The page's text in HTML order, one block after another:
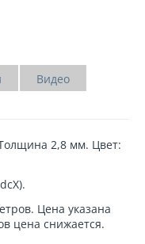
Видео
2,8 мм. Цвет:
Цена указана
цена снижается.